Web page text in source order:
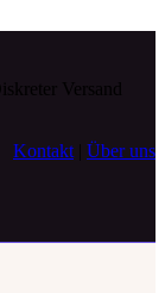
Kontakt
Über uns